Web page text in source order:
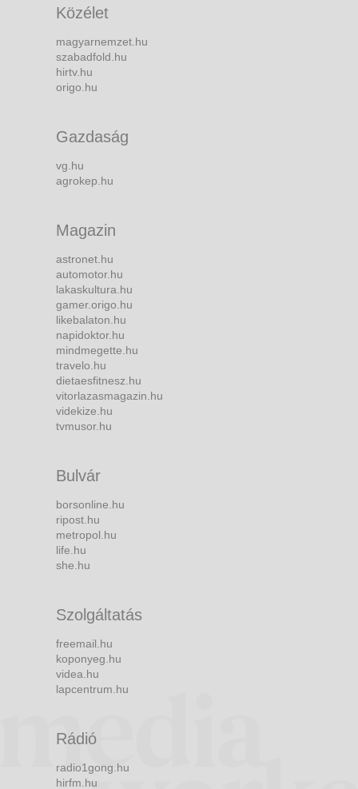
Közélet
magyarnemzet.hu
szabadfold.hu
hirtv.hu
origo.hu
Gazdaság
vg.hu
agrokep.hu
Magazin
astronet.hu
automotor.hu
lakaskultura.hu
gamer.origo.hu
likebalaton.hu
napidoktor.hu
mindmegette.hu
travelo.hu
dietaesfitnesz.hu
vitorlazasmagazin.hu
videkize.hu
tvmusor.hu
Bulvár
borsonline.hu
ripost.hu
metropol.hu
life.hu
she.hu
Szolgáltatás
freemail.hu
koponyeg.hu
videa.hu
lapcentrum.hu
Rádió
radio1gong.hu
hirfm.hu